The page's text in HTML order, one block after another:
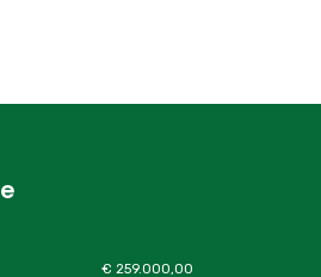
€ 259.000,00